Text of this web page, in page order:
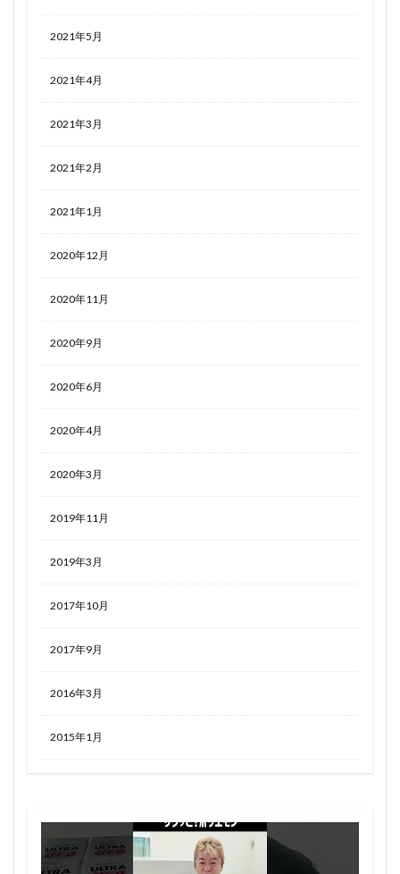
2021年5月
2021年4月
2021年3月
2021年2月
2021年1月
2020年12月
2020年11月
2020年9月
2020年6月
2020年4月
2020年3月
2019年11月
2019年3月
2017年10月
2017年9月
2016年3月
2015年1月